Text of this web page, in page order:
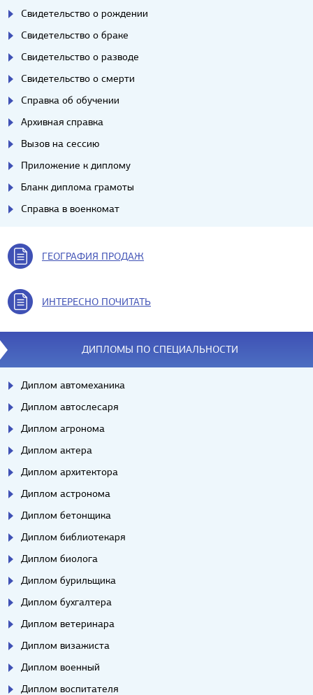
Свидетельство о рождении
Свидетельство о браке
Свидетельство о разводе
Свидетельство о смерти
Справка об обучении
Архивная справка
Вызов на сессию
Приложение к диплому
Бланк диплома грамоты
Справка в военкомат
ГЕОГРАФИЯ ПРОДАЖ
ИНТЕРЕСНО ПОЧИТАТЬ
ДИПЛОМЫ ПО СПЕЦИАЛЬНОСТИ
Диплом автомеханика
Диплом автослесаря
Диплом агронома
Диплом актера
Диплом архитектора
Диплом астронома
Диплом бетонщика
Диплом библиотекаря
Диплом биолога
Диплом бурильщика
Диплом бухгалтера
Диплом ветеринара
Диплом визажиста
Диплом военный
Диплом воспитателя